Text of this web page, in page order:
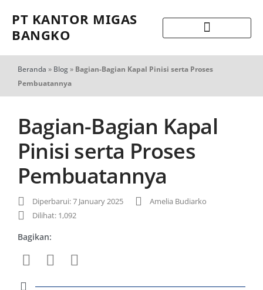
PT KANTOR MIGAS
BANGKO
Beranda » Blog» Bagian-Bagian Kapal Pinisi serta Proses
Pembuatannya
Bagian-Bagian Kapal
Pinisi serta Proses
Pembuatannya
Diperbarui: 7 January 2025
Amelia Budiarko
Dilihat: 1,092
Bagikan: